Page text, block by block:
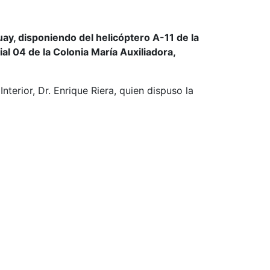
disponiendo del helicóptero A-11 de la
04 de la Colonia María Auxiliadora,
Dr. Enrique Riera, quien dispuso la